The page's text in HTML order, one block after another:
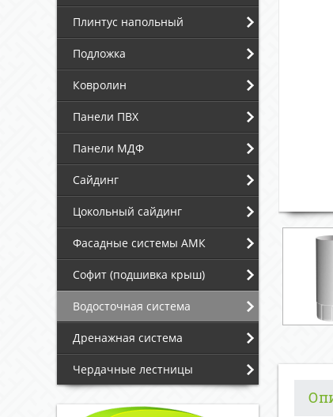
Плинтус напольный
Подложка
Ковролин
Панели ПВХ
Панели МДФ
Сайдинг
Цокольный сайдинг
Фасадные системы АМК
Софит (подшивка крыш)
Водосточная система
Дренажная система
Чердачные лестницы